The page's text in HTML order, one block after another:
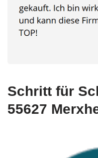
Schritt für
55627